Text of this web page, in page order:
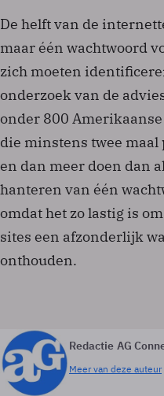
De helft van de
maar één wachtwoord
zich moeten
onderzoek van de
onder 800
die minstens twee
en dan meer doen dan
hanteren van één
omdat het zo lastig is
sites een afzonderlijk
onthouden.
Redactie AG
Meer van deze auteur